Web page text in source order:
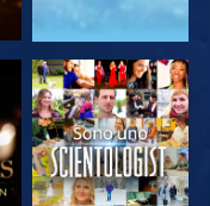
GUARDA